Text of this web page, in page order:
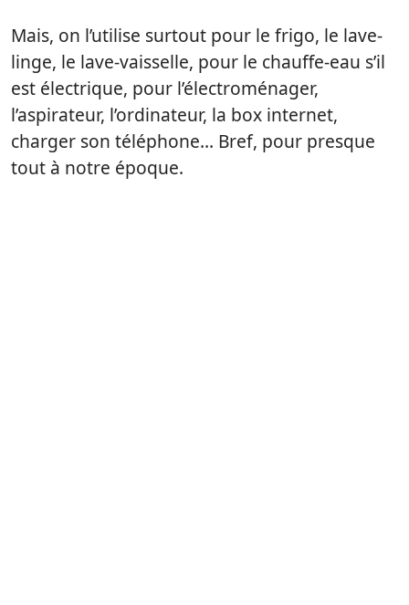
Mais, on l’utilise surtout pour le frigo, le lave-
linge, le lave-vaisselle, pour le chauffe-eau s’il
est électrique, pour l’électroménager,
l’aspirateur, l’ordinateur, la box internet,
charger son téléphone… Bref, pour presque
tout à notre époque.